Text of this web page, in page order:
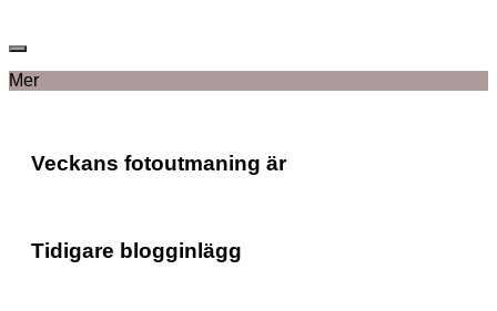
Mer
Veckans fotoutmaning är
Tidigare blogginlägg